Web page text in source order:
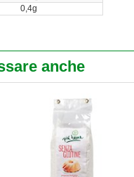
0,4g
anche